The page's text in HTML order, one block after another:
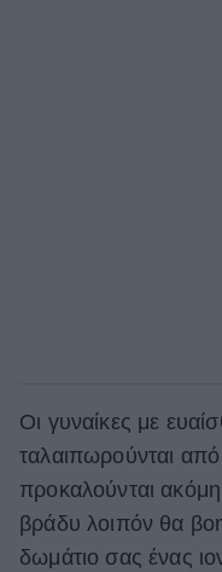
Οι γυναίκες με
ταλαιπωρούνται
προκαλούνται
βράδυ λοιπόν θα
δωμάτιο σας ένας